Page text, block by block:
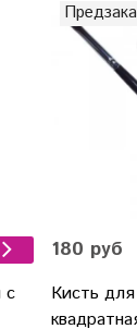
с
180 руб
Кисть